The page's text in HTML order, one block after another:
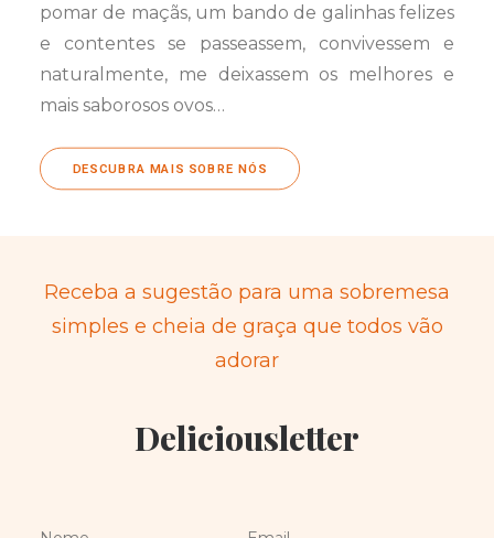
pomar de maçãs, um bando de galinhas felizes
e contentes se passeassem, convivessem e
naturalmente, me deixassem os melhores e
mais saborosos ovos…
DESCUBRA MAIS SOBRE NÓS
Receba a sugestão para uma sobremesa
simples e cheia de graça que todos vão
adorar
Deliciousletter